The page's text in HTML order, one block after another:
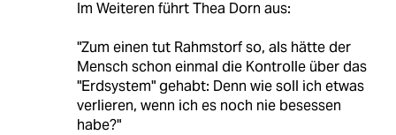
Im Weiteren führt Thea Dorn aus:
"Zum einen tut Rahmstorf so, als hätte der
Mensch schon einmal die Kontrolle über das
"Erdsystem" gehabt: Denn wie soll ich etwas
verlieren, wenn ich es noch nie besessen
habe?"